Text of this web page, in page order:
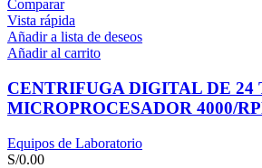
Comparar
Vista rápida
Añadir a lista de deseos
Añadir al carrito
CENTRIFUGA DIGITAL DE 24
MICROPROCESADOR 4000/
Equipos de Laboratorio
S/0.00